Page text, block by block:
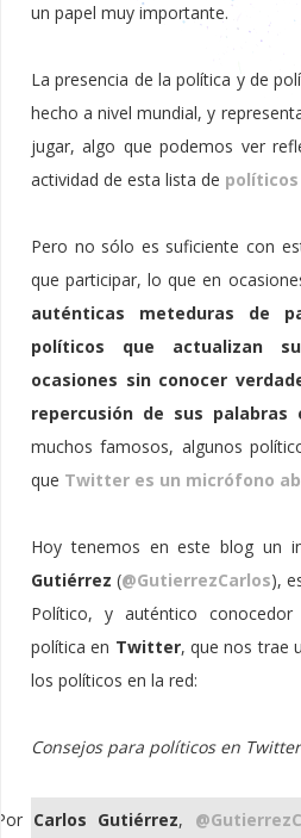
un papel muy importante.
La presencia de la política y de
hecho a nivel mundial, y
jugar, algo que podemos ver
actividad de esta lista de
Pero no sólo es suficiente con
que participar, lo que en
auténticas meteduras de
políticos que actualizan
ocasiones sin conocer
repercusión de sus palabras
muchos famosos, algunos
que Twitter es un micrófono
Hoy tenemos en este blog un
Gutiérrez (@GutierrezCarlos),
Político, y auténtico
política en Twitter, que nos trae
los políticos en la red:
Consejos para políticos en
Carlos Gutiérrez,